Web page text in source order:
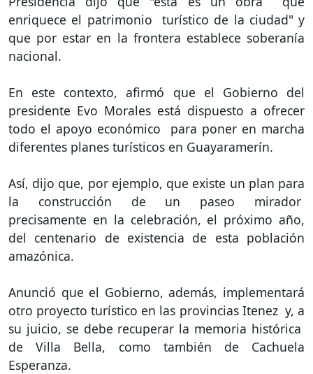
enriquece el patrimonio turístico de la ciudad" y
que por estar en la frontera establece soberanía
nacional.
En este contexto, afirmó que el Gobierno del
presidente Evo Morales está dispuesto a ofrecer
todo el apoyo económico para poner en marcha
diferentes planes turísticos en Guayaramerín.
Así, dijo que, por ejemplo, que existe un plan para
la construcción de un paseo mirador
precisamente en la celebración, el próximo año,
del centenario de existencia de esta población
amazónica.
Anunció que el Gobierno, además, implementará
otro proyecto turístico en las provincias Itenez y, a
su juicio, se debe recuperar la memoria histórica
de Villa Bella, como también de Cachuela
Esperanza.